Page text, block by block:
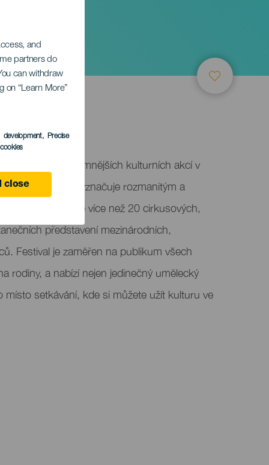
and
partners do
can withdraw
on “Learn More”
development, Precise
close
z nejvýznamnějších kulturních akcí v
festival se vyznačuje rozmanitým a
který obsahuje více než 20 cirkusových,
představení mezinárodních,
Festival je zaměřen na publikum všech
rodiny, a nabízí nejen jedinečný umělecký
místo setkávání, kde si můžete užít kulturu ve